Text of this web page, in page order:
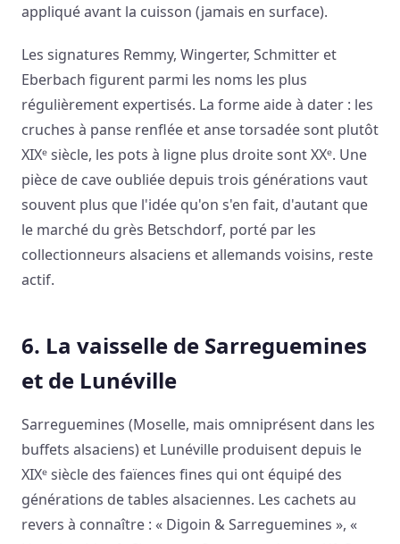
appliqué avant la cuisson (jamais en surface).
Les signatures Remmy, Wingerter, Schmitter et
Eberbach figurent parmi les noms les plus
régulièrement expertisés. La forme aide à dater : les
cruches à panse renflée et anse torsadée sont plutôt
XIXᵉ siècle, les pots à ligne plus droite sont XXᵉ. Une
pièce de cave oubliée depuis trois générations vaut
souvent plus que l'idée qu'on s'en fait, d'autant que
le marché du grès Betschdorf, porté par les
collectionneurs alsaciens et allemands voisins, reste
actif.
6. La vaisselle de Sarreguemines
et de Lunéville
Sarreguemines (Moselle, mais omniprésent dans les
buffets alsaciens) et Lunéville produisent depuis le
XIXᵉ siècle des faïences fines qui ont équipé des
générations de tables alsaciennes. Les cachets au
revers à connaître : « Digoin & Sarreguemines », «